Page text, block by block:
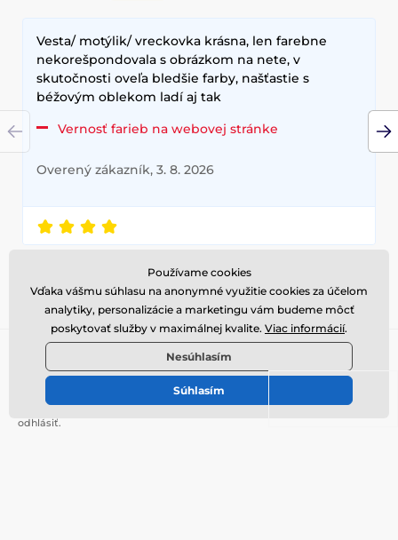
Vesta/ motýlik/ vreckovka krásna, len farebne
nekorešpondovala s obrázkom na nete, v
skutočnosti oveľa bledšie farby, našťastie s
béžovým oblekom ladí aj tak
Vernosť farieb na webovej stránke
Overený zákazník, 3. 8. 2026
Prečítajte si
všetky recenzie
Prihláste sa do newsletteru
Tu napíšte váš e-mail Prihlásiť
odhlásiť.
Používame cookies
Vďaka vášmu súhlasu na anonymné využitie cookies za účelom
analytiky, personalizácie a marketingu vám budeme môcť
poskytovať služby v maximálnej kvalite. Viac informácií.
Nesúhlasím
Súhlasím